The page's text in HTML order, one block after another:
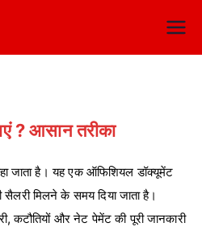
? आसान तरीका
जाता है। यह एक ऑफिशियल डॉक्यूमेंट
सैलरी मिलने के समय दिया जाता है।
कटौतियों और नेट पेमेंट की पूरी जानकारी